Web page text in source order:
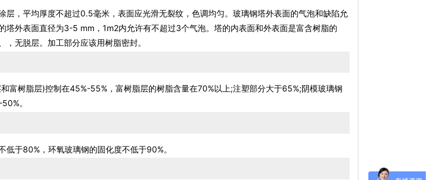
，平均厚度不超过0.5毫米，表面应光滑无裂纹，色调均匀。玻璃钢塔外表面的气泡和缺陷允
塔外表面直径为3-5 mm，1m2内允许有不超过3个气泡。塔的内表面和外表面是富含树脂的
，无脱层。加工部分应该用树脂密封。
树脂层)控制在45%-55%，富树脂层的树脂含量在70%以上;注塑部分大于65%;阴模玻璃钢
。
于80%，环氧玻璃钢的固化度不低于90%。